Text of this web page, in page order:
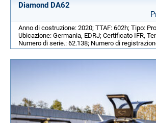
Diamond DA62
Anno di costruzione: 2020; TTAF: 602h; Tipo:
Ubicazione: Germania, EDRJ; Certificato IFR,
Numero di serie.: 62.138; Numero di